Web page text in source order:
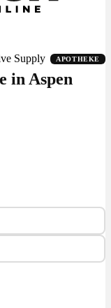
Supply APOTHEKE
in Aspen